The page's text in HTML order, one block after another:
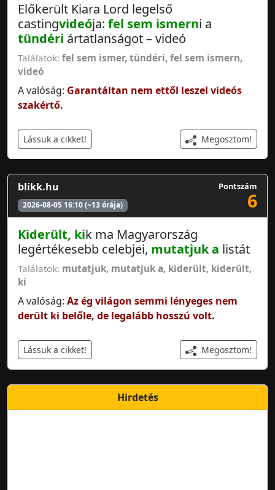
Előkerült Kiara Lord legelső
castingvideója: fel sem ismerni a
tündéri ártatlanságot – videó
Találatok: fel sem ismer, tündéri, fel sem ismern,
videó
A valóság: Garantáltan nem ettől leszel videós
szakértő.
Lássuk a cikket! Megosztom!
blikk.hu
2026-08-05 16:10 (~13 órája)
Pontszám
6
Kiderült, kik ma Magyarország
legértékesebb celebjei, mutatjuk a listát
Találatok: mutatjuk, mutatjuk a, kiderült, kiderült,
ki
A valóság: Az ég világon semmi lényeges nem
derült ki belőle, de legalább hosszú volt.
Lássuk a cikket! Megosztom!
Hirdetés